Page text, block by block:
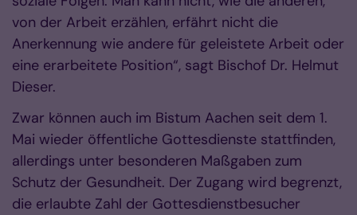
von der Arbeit erzählen, erfährt nicht die
Anerkennung wie andere für geleistete Arbeit oder
eine erarbeitete Position“, sagt Bischof Dr. Helmut
Dieser.
Zwar können auch im Bistum Aachen seit dem 1.
Mai wieder öffentliche Gottesdienste stattfinden,
allerdings unter besonderen Maßgaben zum
Schutz der Gesundheit. Der Zugang wird begrenzt,
die erlaubte Zahl der Gottesdienstbesucher